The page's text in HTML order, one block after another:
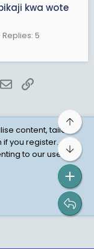
kwa wote
Replies: 5
EmailLink
Protection
content, tailor
you register.
to our use of
Top